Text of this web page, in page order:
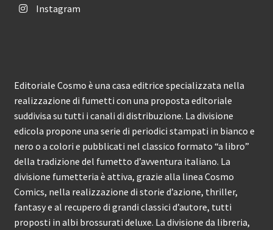
Instagram
Editoriale Cosmo è una casa editrice specializzata nella
realizzazione di fumetti con una proposta editoriale
suddivisa su tutti i canali di distribuzione. La divisione
edicola propone una serie di periodici stampati in bianco e
nero o a colori e pubblicati nel classico formato “a libro”
della tradizione del fumetto d’avventura italiano. La
divisione fumetteria è attiva, grazie alla linea Cosmo
Comics, nella realizzazione di storie d’azione, thriller,
fantasy e al recupero di grandi classici d’autore, tutti
proposti in albi brossurati deluxe. La divisione da libreria,